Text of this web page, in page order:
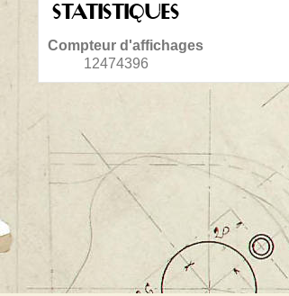
STATISTIQUES
Compteur d'affichages
12474396